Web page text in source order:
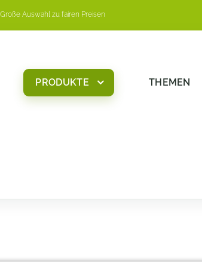
Große Auswahl zu fairen Preisen
PRODUKTE THEMEN